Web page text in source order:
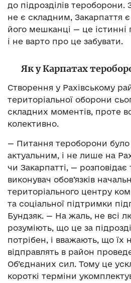
до підрозділів тероборони.
не є складним, Закарпаття
його мешканці — це істинні
і не варто про це забувати.
Як у Карпатах
Створення у Рахівському
територіальної оборони
складних моментів, проте
колективно.
— Питання тероборони було
актуальним, і не лише на
чи Закарпатті, —
виконувач обов’язків
територіального центру
та соціальної підтримки
Бундзяк. — На жаль, не всі
розуміють, що це за
потрібен, і вважають, що їх
відправлять в район
Об’єднаних сил. Тому це
короткі терміни